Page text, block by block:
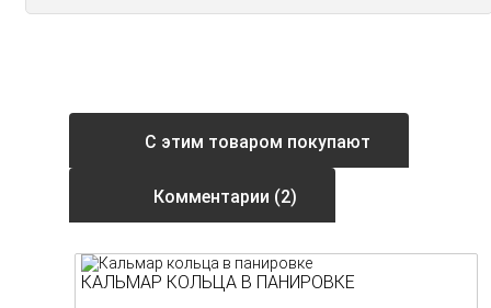
С этим товаром покупают
Комментарии (2)
КАЛЬМАР КОЛЬЦА В ПАНИРОВКЕ